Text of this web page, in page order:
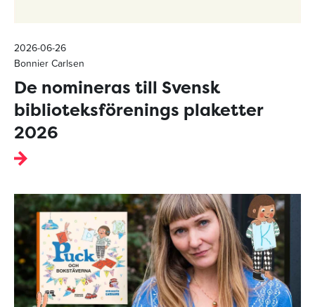
2026-06-26
Bonnier Carlsen
De nomineras till Svensk
biblioteksförenings plaketter
2026